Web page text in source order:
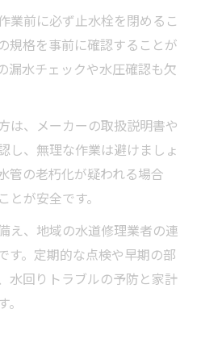
業前に必ず止水栓を閉めるこ
規格を事前に確認することが
漏水チェックや水圧確認も欠
は、メーカーの取扱説明書や
し、無理な作業は避けましょ
管の老朽化が疑われる場合
とが安全です。
え、地域の水道修理業者の連
す。定期的な点検や早期の部
水回りトラブルの予防と家計